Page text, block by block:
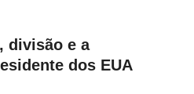
divisão e a
dos EUA